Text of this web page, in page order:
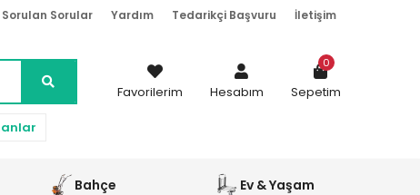
Sorulan Sorular Yardım Tedarikçi Başvuru İletişim
Favorilerim Hesabım Sepetim
0
Bahçe Ev & Yaşam